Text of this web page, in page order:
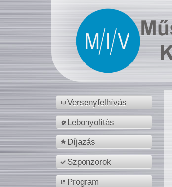
Versenyfelhívás
Lebonyolítás
Díjazás
Szponzorok
Program